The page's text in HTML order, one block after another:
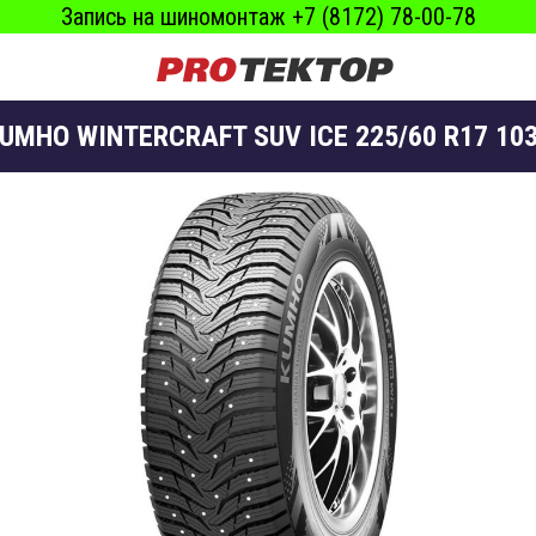
Запись на шиномонтаж +7 (8172) 78-00-78
WINTERCRAFT SUV ICE 225/60 R17